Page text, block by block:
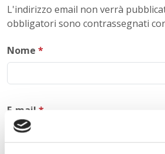
L'indirizzo email non verrà
obbligatori sono contrassegnati
Nome *
E-mail *